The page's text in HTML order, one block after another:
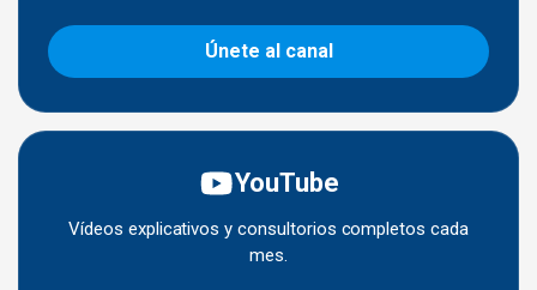
Únete al canal
YouTube
Vídeos explicativos y consultorios completos cada
mes.